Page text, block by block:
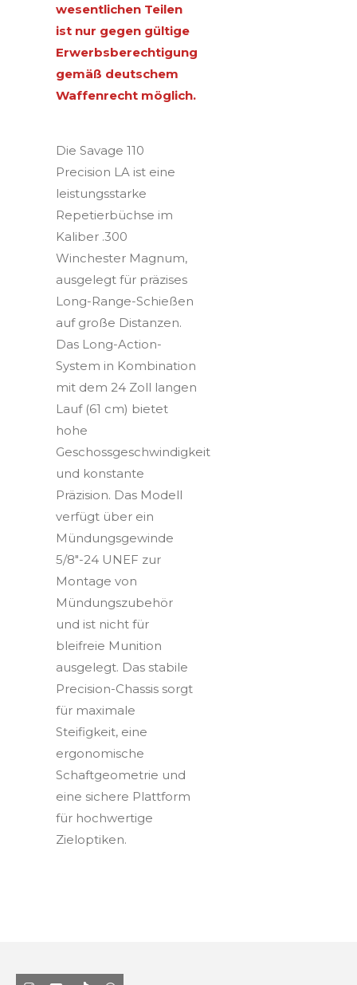
wesentlichen Teilen
ist nur gegen gültige
Erwerbsberechtigung
gemäß deutschem
Waffenrecht möglich.
Die Savage 110
Precision LA ist eine
leistungsstarke
Repetierbüchse im
Kaliber .300
Winchester Magnum,
ausgelegt für präzises
Long-Range-Schießen
auf große Distanzen.
Das Long-Action-
System in Kombination
mit dem 24 Zoll langen
Lauf (61 cm) bietet
hohe
Geschossgeschwindigkeit
und konstante
Präzision. Das Modell
verfügt über ein
Mündungsgewinde
5/8"-24 UNEF zur
Montage von
Mündungszubehör
und ist nicht für
bleifreie Munition
ausgelegt. Das stabile
Precision-Chassis sorgt
für maximale
Steifigkeit, eine
ergonomische
Schaftgeometrie und
eine sichere Plattform
für hochwertige
Zieloptiken.